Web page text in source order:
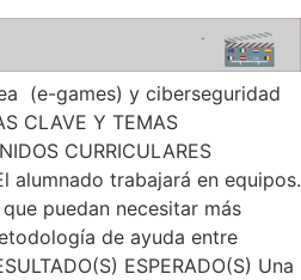
(e-games) y ciberseguridad
CLAVE Y TEMAS
CURRICULARES
alumnado trabajará en equipos.
puedan necesitar más
de ayuda entre
ESPERADO(S) Una